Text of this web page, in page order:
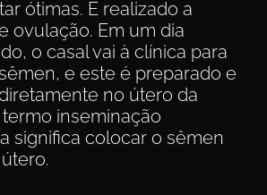
ótimas. É realizado a
ovulação. Em um dia
o casal vai à clínica para
e este é preparado e
no útero da
inseminação
significa colocar o sêmen